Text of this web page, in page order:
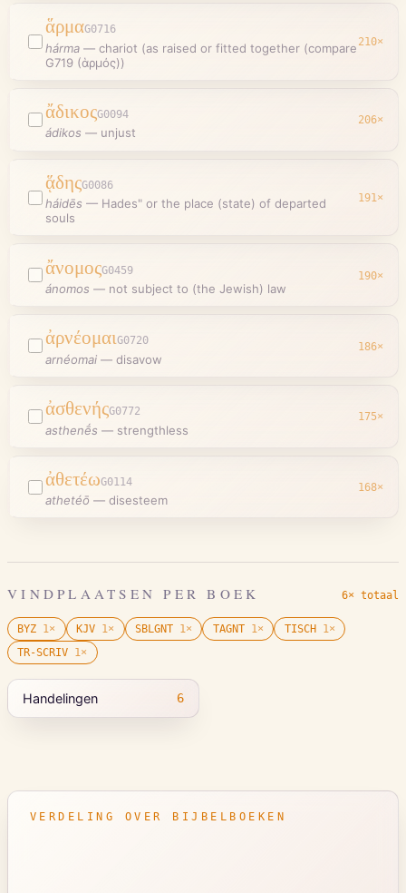
ἅρμαG0716
hárma — chariot (as raised or fitted together (compare
G719 (ἁρμός))
210×
ἄδικοςG0094
ádikos — unjust
206×
ᾅδηςG0086
háidēs — Hades" or the place (state) of departed
souls
191×
ἄνομοςG0459
ánomos — not subject to (the Jewish) law
190×
ἀρνέομαιG0720
arnéomai — disavow
186×
ἀσθενήςG0772
asthenḗs — strengthless
175×
ἀθετέωG0114
athetéō — disesteem
168×
VINDPLAATSEN PER BOEK 6× totaal
BYZ 1× KJV 1× SBLGNT 1× TAGNT 1× TISCH 1×
TR-SCRIV 1×
Handelingen 6
VERDELING OVER BIJBELBOEKEN